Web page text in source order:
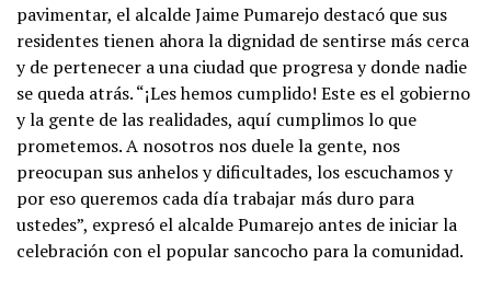
pavimentar, el alcalde Jaime Pumarejo destacó que sus
residentes tienen ahora la dignidad de sentirse más cerca
y de pertenecer a una ciudad que progresa y donde nadie
se queda atrás. “¡Les hemos cumplido! Este es el gobierno
y la gente de las realidades, aquí cumplimos lo que
prometemos. A nosotros nos duele la gente, nos
preocupan sus anhelos y dificultades, los escuchamos y
por eso queremos cada día trabajar más duro para
ustedes”, expresó el alcalde Pumarejo antes de iniciar la
celebración con el popular sancocho para la comunidad.